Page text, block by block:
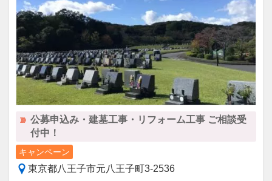
公募申込み・建墓工事・リフォーム工事 ご相談受
付中！
キャンペーン
東京都八王子市元八王子町3-2536